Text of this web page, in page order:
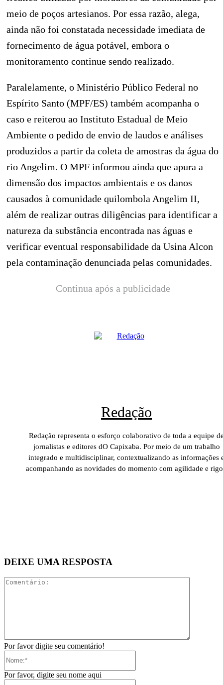
meio de poços artesianos. Por essa razão, alega,
ainda não foi constatada necessidade imediata de
fornecimento de água potável, embora o
monitoramento continue sendo realizado.
Paralelamente, o Ministério Público Federal no
Espírito Santo (MPF/ES) também acompanha o
caso e reiterou ao Instituto Estadual de Meio
Ambiente o pedido de envio de laudos e análises
produzidos a partir da coleta de amostras da água do
rio Angelim. O MPF informou ainda que apura a
dimensão dos impactos ambientais e os danos
causados à comunidade quilombola Angelim II,
além de realizar outras diligências para identificar a
natureza da substância encontrada nas águas e
verificar eventual responsabilidade da Usina Alcon
pela contaminação denunciada pelas comunidades.
Continua após a publicidade
Redação
Redação representa o esforço colaborativo de toda a equipe
jornalistas e editores dO Capixaba. Por meio de um trabalho
integrado e multidisciplinar, contextualizando as informações
acompanhando as novidades do momento com agilidade e
DEIXE UMA RESPOSTA
Por favor digite seu comentário!
Por favor, digite seu nome aqui